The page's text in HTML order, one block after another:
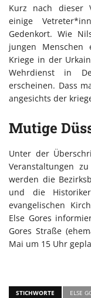
Kurz nach dieser
einige
Gedenkort. Wie
jungen Menschen
Kriege in der
Wehrdienst in
erscheinen. Dass
angesichts der
Mutige
Unter der
Veranstaltungen
werden die
und die
evangelischen
Else Gores
Gores Straße
Mai um 15 Uhr
STICHWORTE ELSE